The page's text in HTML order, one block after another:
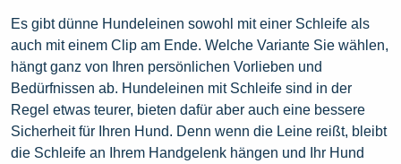
Es gibt dünne Hundeleinen sowohl mit einer Schleife als
auch mit einem Clip am Ende. Welche Variante Sie wählen,
hängt ganz von Ihren persönlichen Vorlieben und
Bedürfnissen ab. Hundeleinen mit Schleife sind in der
Regel etwas teurer, bieten dafür aber auch eine bessere
Sicherheit für Ihren Hund. Denn wenn die Leine reißt, bleibt
die Schleife an Ihrem Handgelenk hängen und Ihr Hund